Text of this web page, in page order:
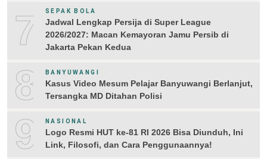
7 SEPAK BOLA
Jadwal Lengkap Persija di Super League
2026/2027: Macan Kemayoran Jamu Persib di
Jakarta Pekan Kedua
8 BANYUWANGI
Kasus Video Mesum Pelajar Banyuwangi Berlanjut,
Tersangka MD Ditahan Polisi
9 NASIONAL
Logo Resmi HUT ke-81 RI 2026 Bisa Diunduh, Ini
Link, Filosofi, dan Cara Penggunaannya!